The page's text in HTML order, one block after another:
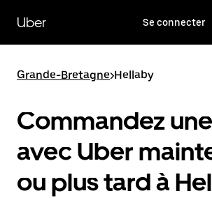
contenu
principal
Uber Se connecter
Grande-Bretagne>Hellaby
Commandez
avec Uber
ou plus tard à